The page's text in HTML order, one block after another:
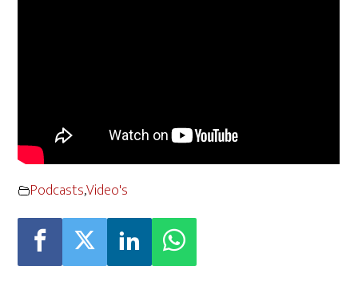
Podcasts,Video's